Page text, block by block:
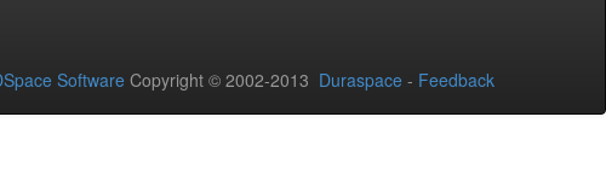
Software Copyright © 2002-2013 Duraspace - Feedback